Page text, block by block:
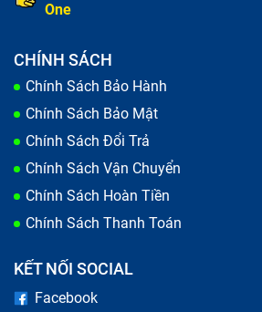
One
CHÍNH SÁCH
Chính Sách Bảo Hành
Chính Sách Bảo Mật
Chính Sách Đổi Trả
Chính Sách Vận Chuyển
Chính Sách Hoàn Tiền
Chính Sách Thanh Toán
KẾT NỐI SOCIAL
Facebook